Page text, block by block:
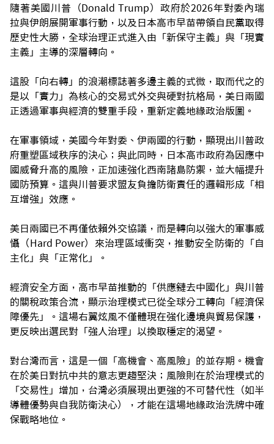
隨著美國川普（Donald Trump）政府於2026年對委內瑞
拉與伊朗展開軍事行動，以及日本高市早苗帶領自民黨取得
歷史性大勝，全球治理正式進入由「新保守主義」與「現實
主義」主導的深層轉向。
這股「向右轉」的浪潮標誌著多邊主義的式微，取而代之的
是以「實力」為核心的交易式外交與硬對抗格局，美日兩國
正透過軍事與經濟的雙重手段，重新定義地緣政治版圖。
在軍事領域，美國今年對委、伊兩國的行動，顯現出川普政
府重塑區域秩序的決心；與此同時，日本高市政府為因應中
國威脅升高的風險，正加速強化西南諸島防禦，並大幅提升
國防預算。這與川普要求盟友負擔防衛責任的邏輯形成「相
互增強」效應。
美日兩國已不再僅依賴外交協議，而是轉向以強大的軍事威
懾（Hard Power）來治理區域衝突，推動安全防衛的「自
主化」與「正常化」。
經濟安全方面，高市早苗推動的「供應鏈去中國化」與川普
的關稅政策合流，顯示治理模式已從全球分工轉向「經濟保
障優先」。這場右翼炫風不僅體現在強化邊境與貿易保護，
更反映出選民對「強人治理」以換取穩定的渴望。
對台灣而言，這是一個「高機會、高風險」的並存期。機會
在於美日對抗中共的意志更趨堅決；風險則在於治理模式的
「交易性」增加，台灣必須展現出更強的不可替代性（如半
導體優勢與自我防衛決心），才能在這場地緣政治洗牌中確
保戰略地位。